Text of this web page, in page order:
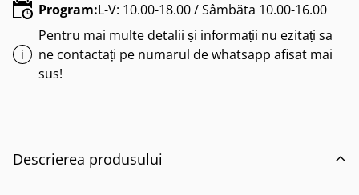
Program:L-V: 10.00-18.00 / Sâmbăta 10.00-16.00
Pentru mai multe detalii și informații nu ezitați sa
ne contactați pe numarul de whatsapp afisat mai
sus!
Descrierea produsului